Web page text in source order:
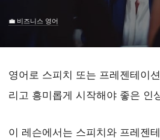
비즈니스 영어
영어로 스피치 또는 프레젠테이
리고 흥미롭게 시작해야 좋은 인
이 레슨에서는 스피치와 프레젠